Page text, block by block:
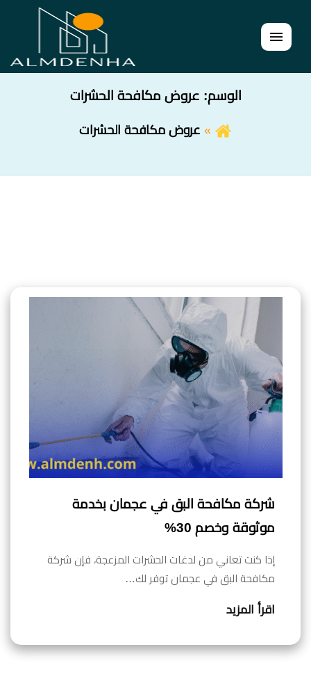
القائمة
الوسم: عروض مكافحة الحشرات
عروض مكافحة الحشرات
شركة مكافحة البق في عجمان بخدمة
موثوقة وخصم 30%
إذا كنت تعاني من لدغات الحشرات المزعجة، فإن شركة
مكافحة البق في عجمان توفر لك…
اقرأ المزيد